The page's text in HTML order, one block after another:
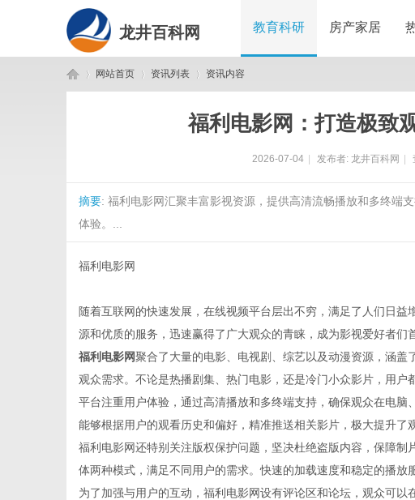
龙井百科网 教育科研 房产家居
网站首页 资讯列表 资讯内容
福利电影网：打造极致
2026-07-04 发布者: 龙井百科网
摘要: 福利电影网汇聚丰富影视资源，提供高清流畅播放和多终端
体验。...
福利电影网
随着互联网的快速发展，在线视频平台层出不穷，满足了人们日益
源和优质的服务，迅速赢得了广大观众的青睐，成为影视爱好者们
福利电影网聚合了大量的电影、电视剧、综艺以及动漫资源，涵
观众需求。不论是热播剧集、热门电影，还是冷门小众影片，用户
平台注重用户体验，通过高清播放和多终端支持，确保观众在电
能够根据用户的观看历史和偏好，精准推送相关影片，极大提升了
福利电影网还特别关注版权保护问题，坚决杜绝盗版内容，保障
体两种模式，满足不同用户的需求。快速的加载速度和稳定的播放
为了加强与用户的互动，福利电影网设有评论区和论坛，观众可以